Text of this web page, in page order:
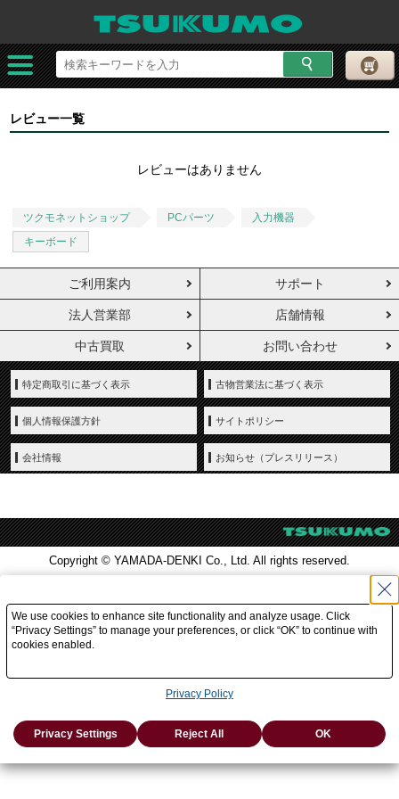
レビュー一覧
レビューはありません
ツクモネットショップ PCパーツ
入力機器
キーボード
ご利用案内 サポート
法人営業部 店舗情報
中古買取 お問い合わせ
特定商取引に基づく表示 古物営業法に基づく表示
個人情報保護方針 サイトポリシー
会社情報 お知らせ（プレスリリース）
Copyright © YAMADA-DENKI Co., Ltd. All rights reserved.
We use cookies to enhance site functionality and analyze usage. Click
“Privacy Settings” to manage your preferences, or click “OK” to continue with
cookies enabled.
Privacy Policy
Privacy Settings Reject All OK